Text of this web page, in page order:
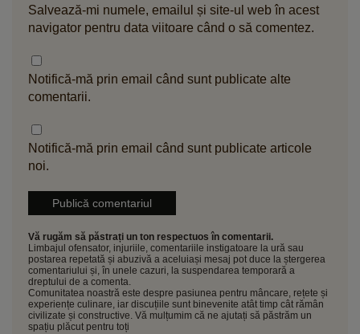
Salvează-mi numele, emailul și site-ul web în acest
navigator pentru data viitoare când o să comentez.
Notifică-mă prin email când sunt publicate alte
comentarii.
Notifică-mă prin email când sunt publicate articole
noi.
Vă rugăm să păstrați un ton respectuos în comentarii.
Limbajul ofensator, injuriile, comentariile instigatoare la ură sau
postarea repetată și abuzivă a aceluiași mesaj pot duce la ștergerea
comentariului și, în unele cazuri, la suspendarea temporară a
dreptului de a comenta.
Comunitatea noastră este despre pasiunea pentru mâncare, rețete și
experiențe culinare, iar discuțiile sunt binevenite atât timp cât rămân
civilizate și constructive. Vă mulțumim că ne ajutați să păstrăm un
spațiu plăcut pentru toți